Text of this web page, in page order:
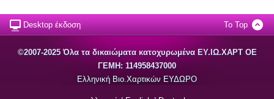
Desktop έκδοση To Top
©2007-2025 Όλα τα δικαιώματα κατοχυρωμένα EΥ.ΙΩ.ΧΑΡΤ ΟΕ
ΓΕΜΗ: 114958437000
Ελληνική Βιο.Χαρτικών ΕΥΔΩΡΟ